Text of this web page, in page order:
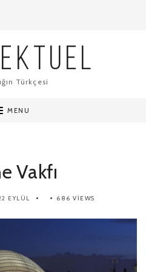
Türkçesi
MENU
Vakfı
EYLÜL 686 VIEWS